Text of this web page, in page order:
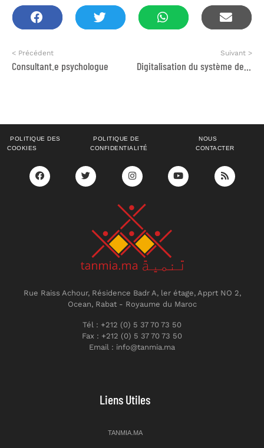
< Précédent
Consultant.e psychologue
Suivant >
POLITIQUE DES
COOKIES
POLITIQUE DE
CONFIDENTIALITÉ
NOUS
CONTACTER
Rue Raiss Achour, Résidence Badr A, ler étage, Apprt NO 2,
Ocean, Rabat - Royaume du Maroc
Tél : +212 (0) 5 37 70 73 50
Fax : +212 (0) 5 37 70 73 50
Email : info@tanmia.ma
Liens Utiles
TANMIA.MA